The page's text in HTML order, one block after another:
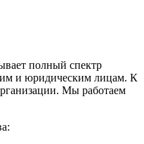
полный спектр
и юридическим лицам. К
Мы работаем